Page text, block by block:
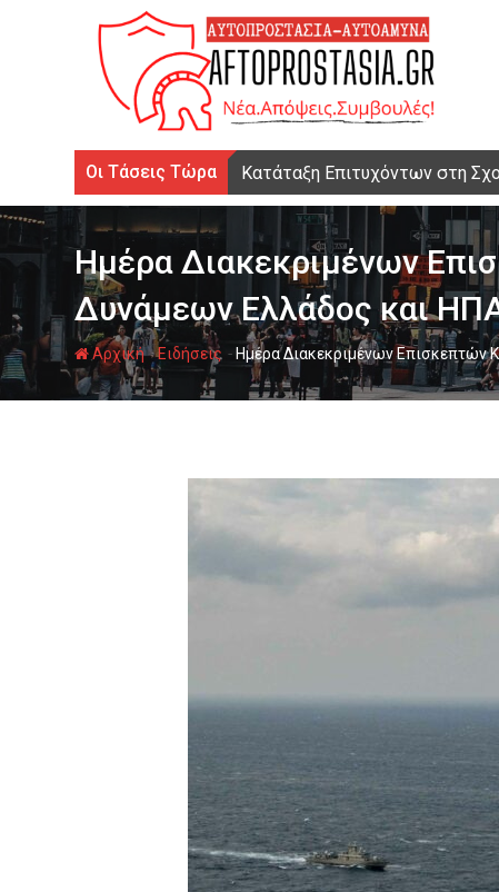
Οι Τάσεις Τώρα Κατάταξη Επιτυχόντων στη
Ημέρα Διακεκριμένων
Δυνάμεων Ελλάδος και
Αρχική-Ειδήσεις - Ημέρα Διακεκριμένων